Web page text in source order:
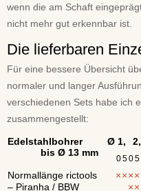
wenn die am Schaft
nicht mehr gut erkennbar ist.
Die lieferbaren
Für eine bessere Übersicht
normaler und langer
verschiedenen Sets habe ich
zusammengestellt:
Edelstahlbohrer Ø
bis Ø 13 mm
1, 2,
0505
Normallänge rictools ××××
– Piranha / BBW
××